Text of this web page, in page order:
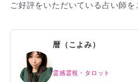
ご好評をいただいている占い師を
暦（こよみ）
霊感霊視・タロット